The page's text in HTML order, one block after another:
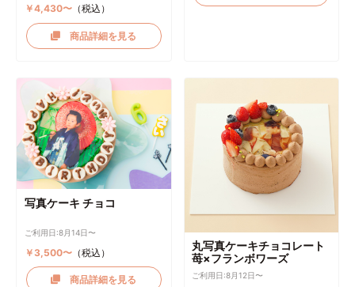
￥4,430〜（税込）
商品詳細を見る
写真ケーキ チョコ
ご利用日:8月14日〜
￥3,500〜（税込）
商品詳細を見る
丸写真ケーキチョコレート
苺×フランボワーズ
ご利用日:8月12日〜